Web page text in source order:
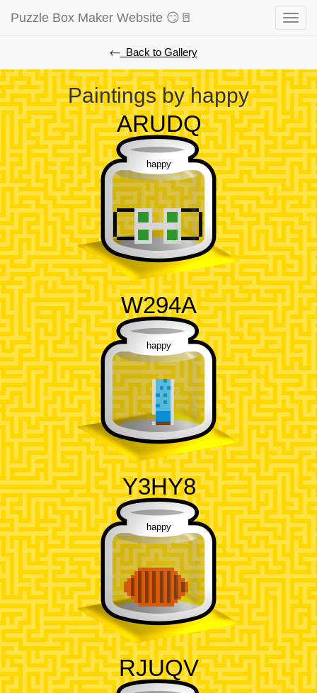
⃪ Back to Gallery
Paintings by happy
Toggle
Puzzle Box Maker Website 😏🚪
ARUDQ
happy
W294A
happy
Y3HY8
happy
RJUQV